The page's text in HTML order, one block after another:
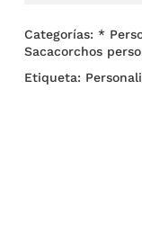
Categorías: *
Sacacorchos
Etiqueta: